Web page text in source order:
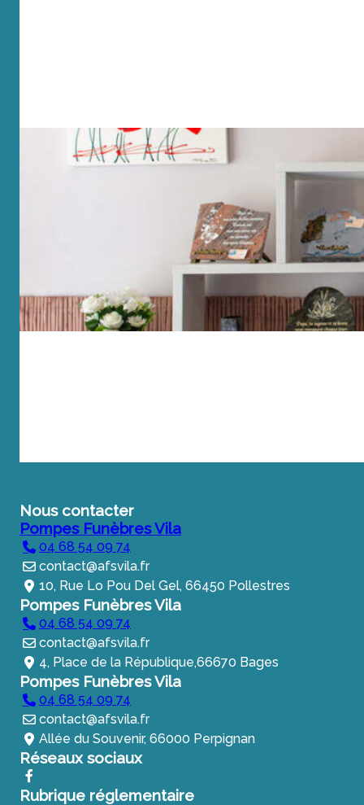
Nous contacter
Pompes Funèbres Vila
04 68 54 09 74
contact@afsvila.fr
10, Rue Lo Pou Del Gel, 66450 Pollestres
Pompes Funèbres Vila
04 68 54 09 74
contact@afsvila.fr
4, Place de la République,66670 Bages
Pompes Funèbres Vila
04 68 54 09 74
contact@afsvila.fr
Allée du Souvenir, 66000 Perpignan
Réseaux sociaux
Rubrique réglementaire